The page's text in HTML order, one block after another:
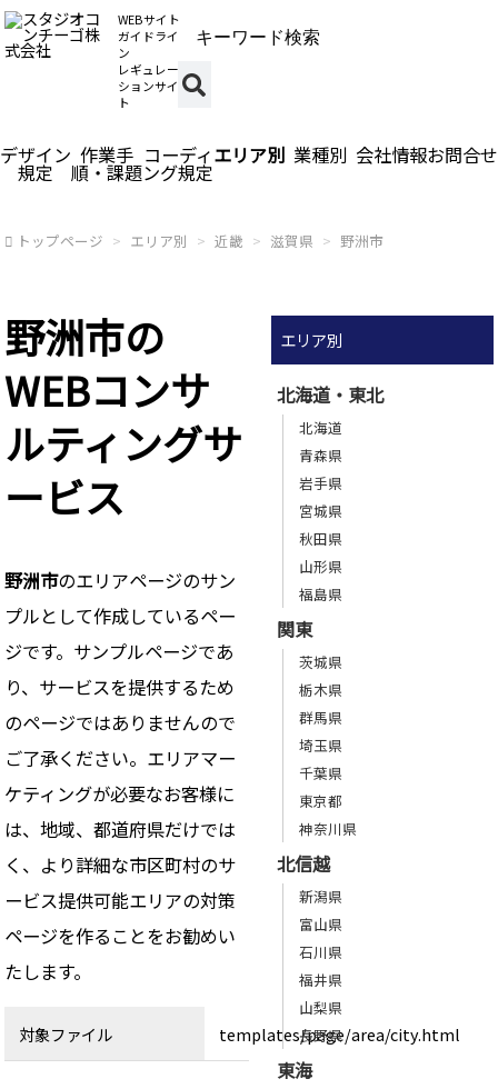
WEBサイト
ガイドライ
ン
レギュレー
ションサイ
ト
デザイン
規定
作業手
順・課題
コーディ
ング規定
エリア別 業種別 会社情報お問合せ
トップページ エリア別 近畿 滋賀県 野洲市
野洲市の
WEBコンサ
ルティングサ
ービス
野洲市のエリアページのサン
プルとして作成しているペー
ジです。サンプルページであ
り、サービスを提供するため
のページではありませんので
ご了承ください。エリアマー
ケティングが必要なお客様に
は、地域、都道府県だけでは
く、より詳細な市区町村のサ
ービス提供可能エリアの対策
ページを作ることをお勧めい
たします。
対象ファイル templates/page/area/city.html
エリア別
北海道・東北
北海道
青森県
岩手県
宮城県
秋田県
山形県
福島県
関東
茨城県
栃木県
群馬県
埼玉県
千葉県
東京都
神奈川県
北信越
新潟県
富山県
石川県
福井県
山梨県
長野県
東海